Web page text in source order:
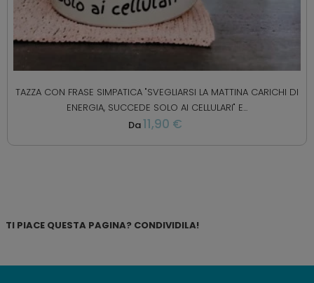
TAZZA CON FRASE SIMPATICA "SVEGLIARSI LA MATTINA CARICHI DI
ENERGIA, SUCCEDE SOLO AI CELLULARI" E...
Da11,90 €
TI PIACE QUESTA PAGINA? CONDIVIDILA!